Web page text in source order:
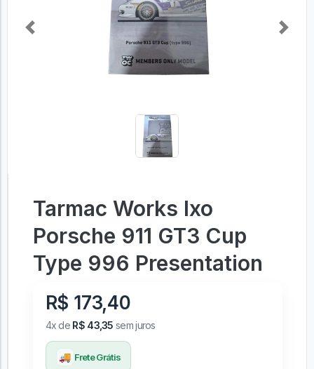
Previous Next
Tarmac Works Ixo
Porsche 911 GT3 Cup
Type 996 Presentation
R$ 173,40
4x de R$ 43,35 sem juros
🚚 Frete Grátis